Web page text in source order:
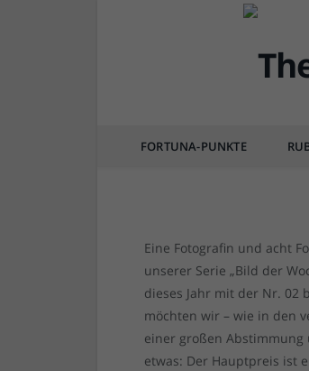
FORTUNA-PUNKTE
Eine Fotografin und acht
unserer Serie „Bild der
dieses Jahr mit der Nr. 02
möchten wir – wie in den
einer großen Abstimmung
etwas: Der Hauptpreis ist